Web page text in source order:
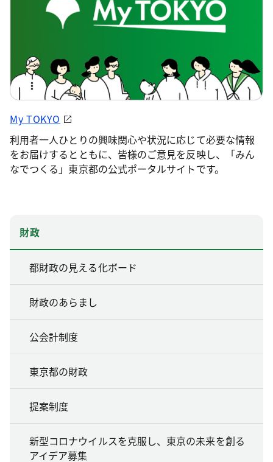
My TOKYO
利用者一人ひとりの興味関心や状況に応じて必要な情報
をお届けするとともに、皆様のご意見を反映し、「みん
なでつくる」東京都の公式ポータルサイトです。
財政
都財政の見える化ボード
財政のあらまし
公会計制度
東京都の財政
提案制度
新型コロナウイルスを克服し、東京の未来を創る
アイデア募集